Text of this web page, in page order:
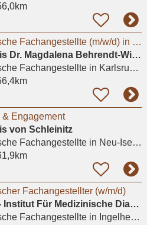
Tiermedizinische Fachangestellte (m/w/d) in Teilzeit gesucht
Tierarztpraxis Dr. Magdalena Behrendt-Wippermann
Fachangestelltein Karlsruhe, Südweststadt
& Engagement
von Schleinitz
Fachangestelltein Neu-Isenburg
Fachangestellter (w/m/d)
Bioscientia - Institut Für Medizinische Diagnostik GmbH
Fachangestelltein Ingelheim am Rhein